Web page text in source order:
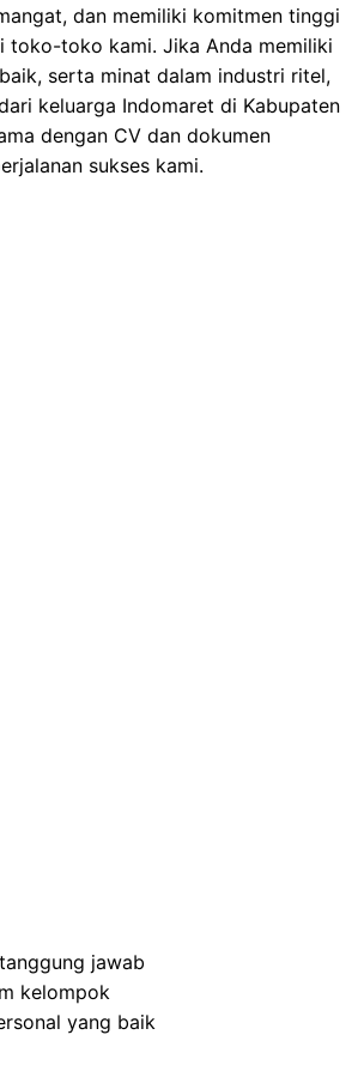
dan memiliki komitmen tinggi
toko-toko kami. Jika Anda memiliki
serta minat dalam industri ritel,
keluarga Indomaret di Kabupaten
dengan CV dan dokumen
sukses kami.
jawab
kelompok
yang baik